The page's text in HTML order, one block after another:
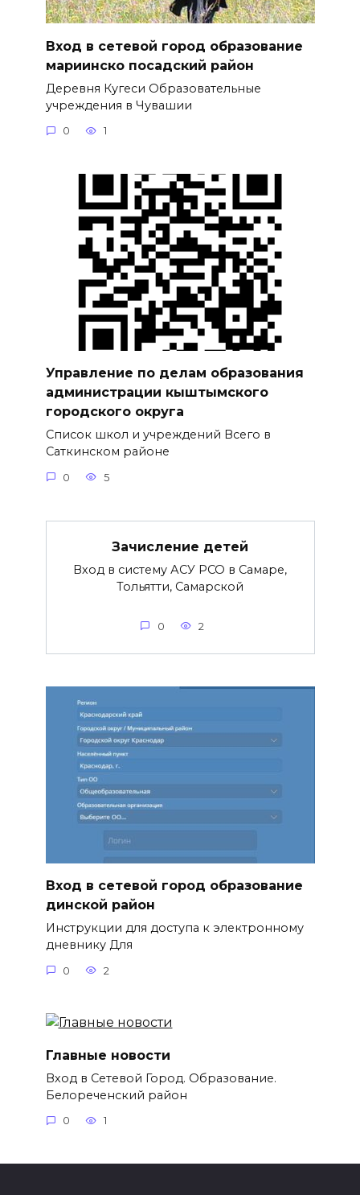
Вход в сетевой город образование
мариинско посадский район
Деревня Кугеси Образовательные
учреждения в Чувашии
0 1
Управление по делам образования
администрации кыштымского
городского округа
Список школ и учреждений Всего в
Саткинском районе
0 5
Зачисление детей
Вход в систему АСУ РСО в Самаре,
Тольятти, Самарской
0 2
Вход в сетевой город образование
динской район
Инструкции для доступа к электронному
дневнику Для
0 2
Главные новости
Вход в Сетевой Город. Образование.
Белореченский район
0 1